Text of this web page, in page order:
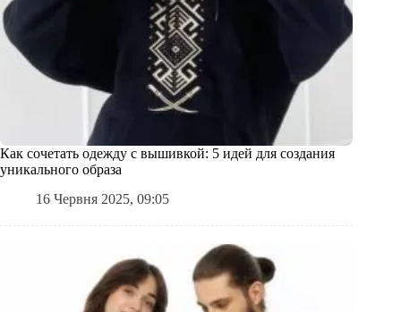
Как сочетать одежду с вышивкой: 5 идей для создания
уникального образа
16 Червня 2025, 09:05